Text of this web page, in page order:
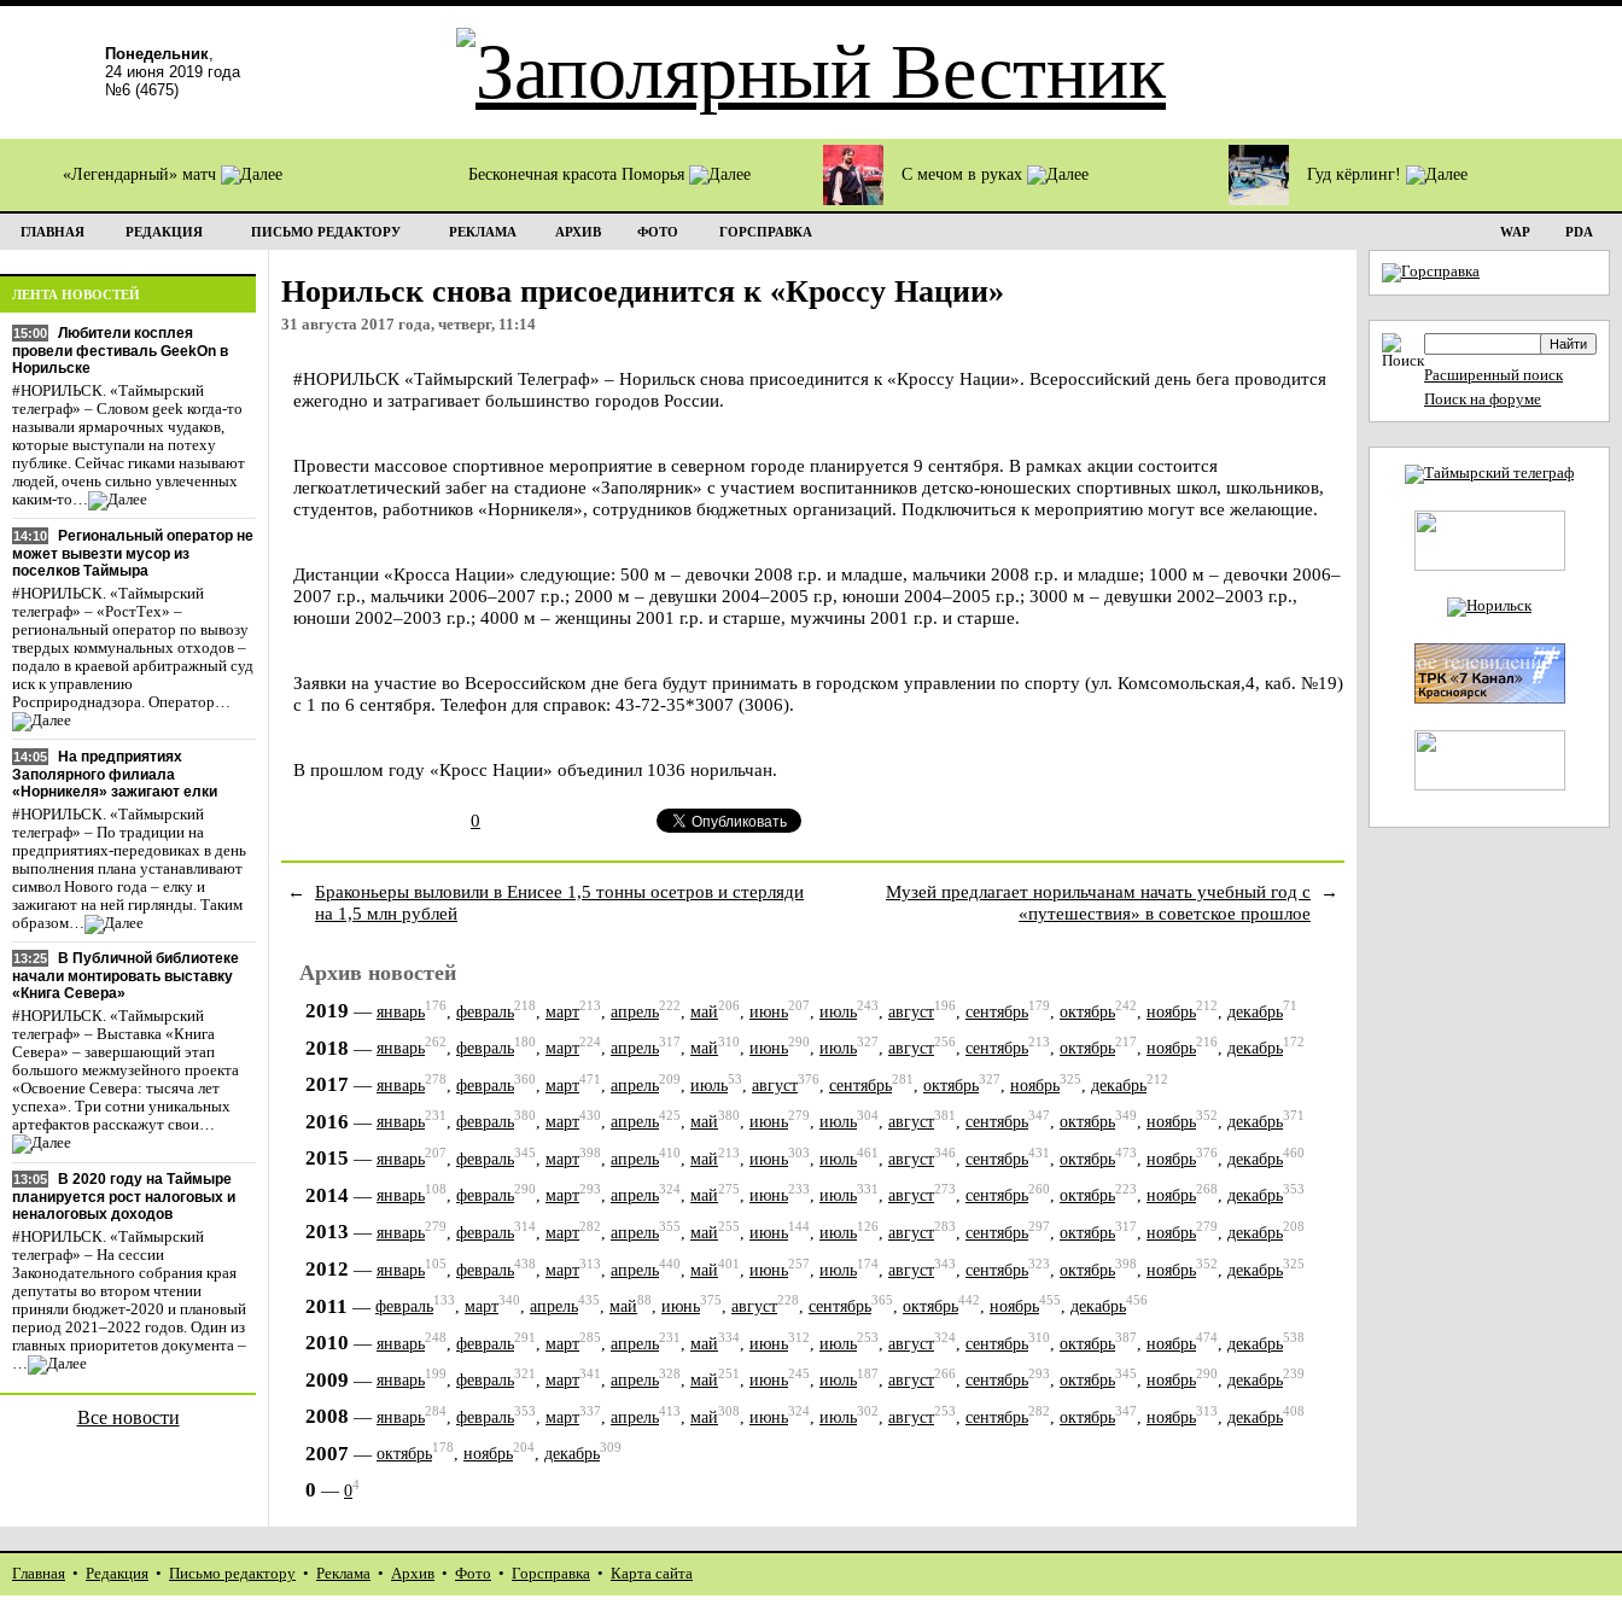
Понедельник,
24 июня 2019 года
№6 (4675)
«Легендарный» матч Бесконечная красота Поморья С мечом в руках Гуд кёрлинг!
ГЛАВНАЯ РЕДАКЦИЯ ПИСЬМО РЕДАКТОРУ РЕКЛАМА АРХИВ ФОТО ГОРСПРАВКА WAP PDA
ЛЕНТА НОВОСТЕЙ
15:00
Любители косплея
провели фестиваль GeekOn в
Норильске
#НОРИЛЬСК. «Таймырский
телеграф» – Словом geek когда-то
называли ярмарочных чудаков,
которые выступали на потеху
публике. Сейчас гиками называют
людей, очень сильно увлеченных
каким-то…
14:10
Региональный оператор не
может вывезти мусор из
поселков Таймыра
#НОРИЛЬСК. «Таймырский
телеграф» – «РостТех» –
региональный оператор по вывозу
твердых коммунальных отходов –
подало в краевой арбитражный суд
иск к управлению
Росприроднадзора. Оператор…
14:05
На предприятиях
Заполярного филиала
«Норникеля» зажигают елки
#НОРИЛЬСК. «Таймырский
телеграф» – По традиции на
предприятиях-передовиках в день
выполнения плана устанавливают
символ Нового года – елку и
зажигают на ней гирлянды. Таким
образом…
13:25
В Публичной библиотеке
начали монтировать выставку
«Книга Севера»
#НОРИЛЬСК. «Таймырский
телеграф» – Выставка «Книга
Севера» – завершающий этап
большого межмузейного проекта
«Освоение Севера: тысяча лет
успеха». Три сотни уникальных
артефактов расскажут свои…
13:05
В 2020 году на Таймыре
планируется рост налоговых и
неналоговых доходов
#НОРИЛЬСК. «Таймырский
телеграф» – На сессии
Законодательного собрания края
депутаты во втором чтении
приняли бюджет-2020 и плановый
период 2021–2022 годов. Один из
главных приоритетов документа –
…
Все новости
Норильск снова присоединится к «Кроссу Нации»
31 августа 2017 года, четверг, 11:14
#НОРИЛЬСК «Таймырский Телеграф» – Норильск снова присоединится к «Кроссу Нации». Всероссийский день бега проводится
ежегодно и затрагивает большинство городов России.
Провести массовое спортивное мероприятие в северном городе планируется 9 сентября. В рамках акции состоится
легкоатлетический забег на стадионе «Заполярник» с участием воспитанников детско-юношеских спортивных школ, школьников,
студентов, работников «Норникеля», сотрудников бюджетных организаций. Подключиться к мероприятию могут все желающие.
Дистанции «Кросса Нации» следующие: 500 м – девочки 2008 г.р. и младше, мальчики 2008 г.р. и младше; 1000 м – девочки 2006–
2007 г.р., мальчики 2006–2007 г.р.; 2000 м – девушки 2004–2005 г.р, юноши 2004–2005 г.р.; 3000 м – девушки 2002–2003 г.р.,
юноши 2002–2003 г.р.; 4000 м – женщины 2001 г.р. и старше, мужчины 2001 г.р. и старше.
Заявки на участие во Всероссийском дне бега будут принимать в городском управлении по спорту (ул. Комсомольская,4, каб. №19)
с 1 по 6 сентября. Телефон для справок: 43-72-35*3007 (3006).
В прошлом году «Кросс Нации» объединил 1036 норильчан.
0
←
Браконьеры выловили в Енисее 1,5 тонны осетров и стерляди
на 1,5 млн рублей
Музей предлагает норильчанам начать учебный год с
«путешествия» в советское прошлое
→
Архив новостей
2019 — январь176 февраль218 март213 апрель222 май206 июнь207 июль243 август196 сентябрь179 октябрь242 ноябрь212 декабрь71
2018 — январь262, февраль180, март224, апрель317, май310, июнь290, июль327, август256, сентябрь213, октябрь217, ноябрь216, декабрь172
2017 — январь278 февраль360 март471 апрель209 июль53 август376 сентябрь281 октябрь327 ноябрь325 декабрь212
2016 — январь231, февраль380, март430, апрель425, май380, июнь279, июль304, август381, сентябрь347, октябрь349, ноябрь352, декабрь371
2015 — январь207 февраль345 март398 апрель410 май213 июнь303 июль461 август346 сентябрь431 октябрь473 ноябрь376 декабрь460
2014 — январь108, февраль290, март293, апрель324, май275, июнь233, июль331, август273, сентябрь260, октябрь223, ноябрь268, декабрь353
2013 — январь279 февраль314 март282 апрель355 май255 июнь144 июль126 август283 сентябрь297 октябрь317 ноябрь279 декабрь208
2012 — январь105 февраль438 март313 апрель440 май401 июнь257 июль174 август343 сентябрь323 октябрь398 ноябрь352 декабрь325
2011 — февраль133, март340, апрель435, май88, июнь375, август228, сентябрь365, октябрь442, ноябрь455, декабрь456
2010 — январь248 февраль291 март285 апрель231 май334 июнь312 июль253 август324 сентябрь310 октябрь387 ноябрь474 декабрь538
2009 — январь199, февраль321, март341, апрель328, май251, июнь245, июль187, август266, сентябрь293, октябрь345, ноябрь290, декабрь239
2008 — январь284 февраль353 март337 апрель413 май308 июнь324 июль302 август253 сентябрь282 октябрь347 ноябрь313 декабрь408
2007 — октябрь178, ноябрь204, декабрь309
0 — 04
Расширенный поиск
Поиск на форуме
Главная • Редакция • Письмо редактору • Реклама • Архив • Фото • Горсправка • Карта сайта